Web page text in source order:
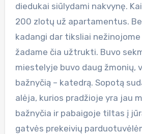
diedukai siūlydami nakvynę.
200 zlotų už apartamentus.
kadangi dar tiksliai nežinojome
žadame čia užtrukti. Buvo
miestelyje buvo daug žmonių,
bažnyčią – katedrą. Sopotą
alėja, kurios pradžioje yra jau
bažnyčia ir pabaigoje tiltas į
gatvės prekeivių